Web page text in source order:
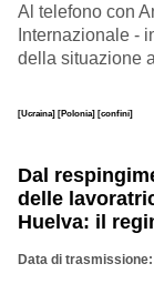
Al telefono con
Internazionale -
della situazione
[Ucraina] [Polonia] [confini]
Dal
delle
Huelva: il
Data di trasmissione